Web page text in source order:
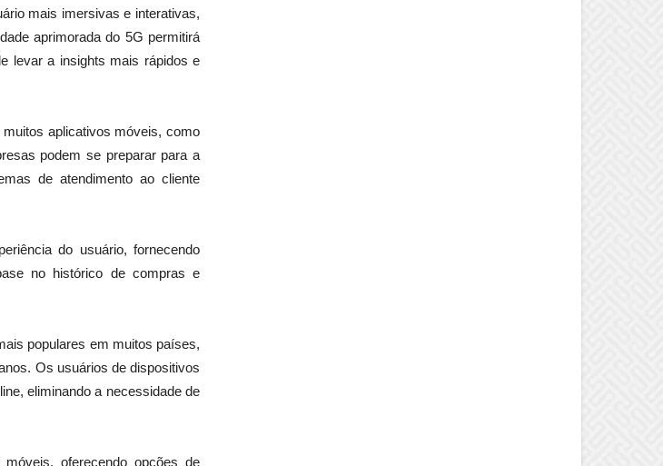
mais imersivas e interativas,
aprimorada do 5G permitirá
levar a insights mais rápidos e
aplicativos móveis, como
podem se preparar para a
de atendimento ao cliente
do usuário, fornecendo
no histórico de compras e
populares em muitos países,
Os usuários de dispositivos
eliminando a necessidade de
oferecendo opções de